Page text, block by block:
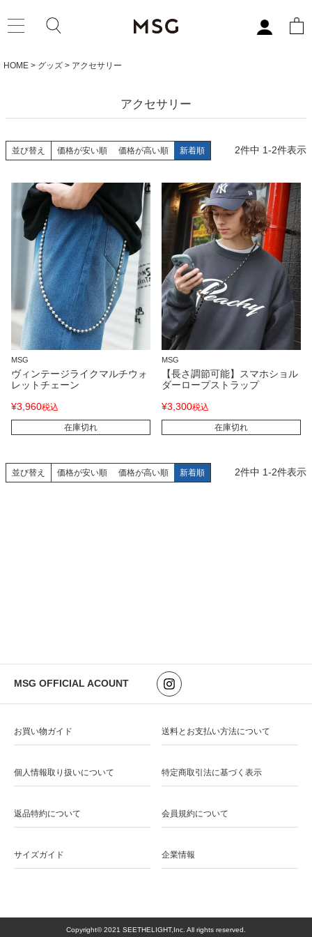
HOME グッズ アクセサリー
アクセサリー
並び替え 価格が安い順 価格が高い順 新着順 2件中 1-2件表示
MSG
ヴィンテージライクマルチウォ
レットチェーン
¥3,960税込
在庫切れ
MSG
【長さ調節可能】スマホショル
ダーロープストラップ
¥3,300税込
在庫切れ
並び替え 価格が安い順 価格が高い順 新着順 2件中 1-2件表示
MSG OFFICIAL ACOUNT
お買い物ガイド 送料とお支払い方法について
個人情報取り扱いについて 特定商取引法に基づく表示
返品特約について 会員規約について
サイズガイド 企業情報
Copyright© 2021 SEETHELIGHT,Inc. All rights reserved.